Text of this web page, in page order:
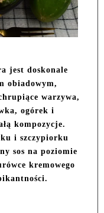
jest doskonale
obiadowym,
warzywa,
ogórek i
kompozycje.
i szczypiorku
sos na poziomie
kremowego